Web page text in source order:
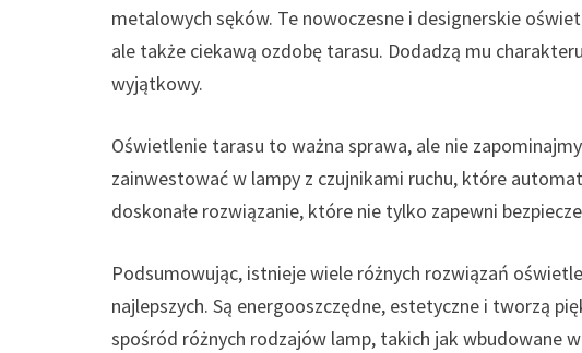
metalowych sęków. Te nowoczesne i designerskie
ale także ciekawą ozdobę tarasu. Dodadzą mu
wyjątkowy.
Oświetlenie tarasu to ważna sprawa, ale nie
zainwestować w lampy z czujnikami ruchu, które
doskonałe rozwiązanie, które nie tylko zapewni
Podsumowując, istnieje wiele różnych rozwiązań
najlepszych. Są energooszczędne, estetyczne i tworzą
spośród różnych rodzajów lamp, takich jak wbudowane